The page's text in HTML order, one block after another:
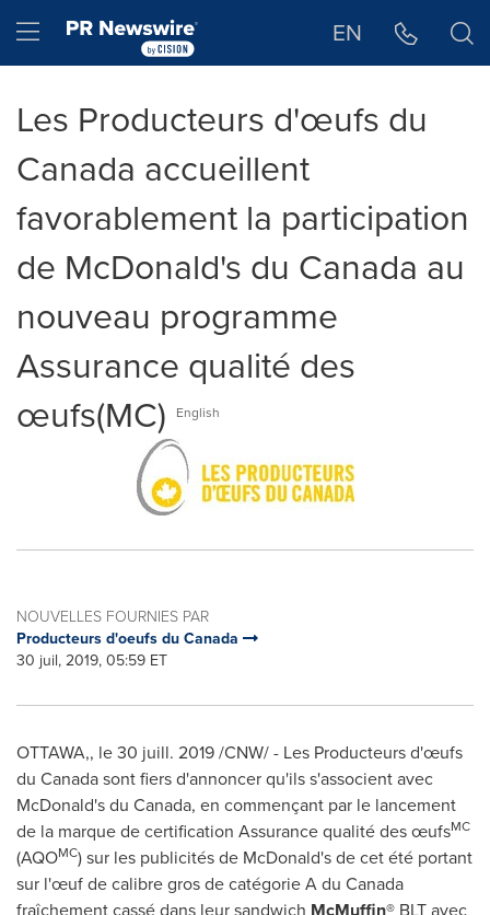
Hamburger menu EN
Les Producteurs d'œufs du
Canada accueillent
favorablement la participation
de McDonald's du Canada au
nouveau programme
Assurance qualité des
œufs(MC)
English
NOUVELLES FOURNIES PAR
Producteurs d'oeufs du Canada
30 juil, 2019, 05:59 ET
OTTAWA,, le 30 juill. 2019 /CNW/ - Les Producteurs d'œufs
du Canadasont fiers d'annoncer qu'ils s'associent avec
McDonald's du Canada, en commençant par le lancement
de la marque de certification Assurance qualité des œufsMC
(AQOMC) sur les publicités de McDonald's de cet été portant
sur l'œuf de calibre gros de catégorie A du Canada
fraîchement cassé dans leur sandwich
BLT avec